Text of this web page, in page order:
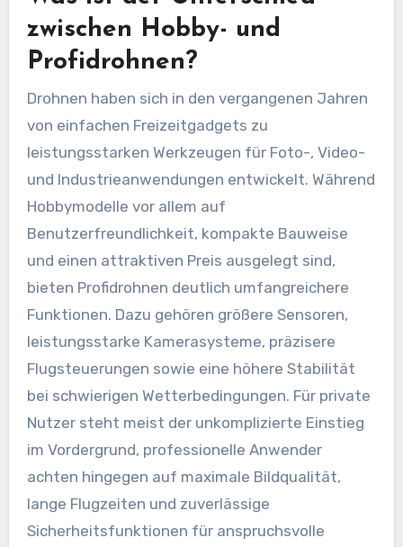
zwischen Hobby- und
Profidrohnen?
Drohnen haben sich in den vergangenen Jahren
von einfachen Freizeitgadgets zu
leistungsstarken Werkzeugen für Foto-, Video-
und Industrieanwendungen entwickelt. Während
Hobbymodelle vor allem auf
Benutzerfreundlichkeit, kompakte Bauweise
und einen attraktiven Preis ausgelegt sind,
bieten Profidrohnen deutlich umfangreichere
Funktionen. Dazu gehören größere Sensoren,
leistungsstarke Kamerasysteme, präzisere
Flugsteuerungen sowie eine höhere Stabilität
bei schwierigen Wetterbedingungen. Für private
Nutzer steht meist der unkomplizierte Einstieg
im Vordergrund, professionelle Anwender
achten hingegen auf maximale Bildqualität,
lange Flugzeiten und zuverlässige
Sicherheitsfunktionen für anspruchsvolle